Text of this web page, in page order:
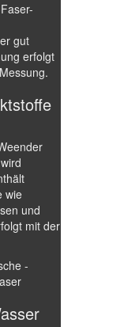
gut
erfolgt
wie
und
mit der
-